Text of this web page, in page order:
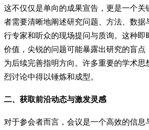
这不仅仅是单向的成果宣告，更是一个关
者需要清晰地阐述研究问题、方法、数据
行专家和听众的现场提问与质询。这种即
价值，尖锐的问题可能暴露出研究的盲点
为后续完善指明方向。许多重要的学术思
烈讨论中得以锤炼和成型。
二、获取前沿动态与激发灵感
对于参会者而言，会议是一个高效的信息